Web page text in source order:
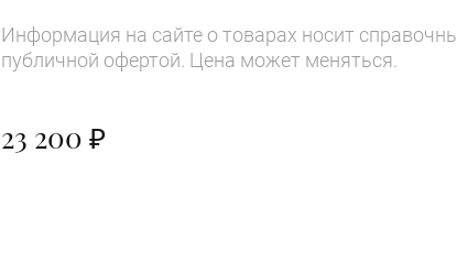
Информация на сайте о товарах носит
публичной офертой. Цена может меняться.
23 200 ₽